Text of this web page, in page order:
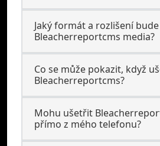
Jaký formát a rozlišení
Bleacherreportcms media?
Co se může pokazit, když
Bleacherreportcms?
Mohu ušetřit
přímo z mého telefonu?